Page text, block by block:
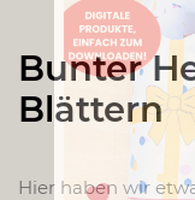
Bunter
Blättern
Hier haben wir